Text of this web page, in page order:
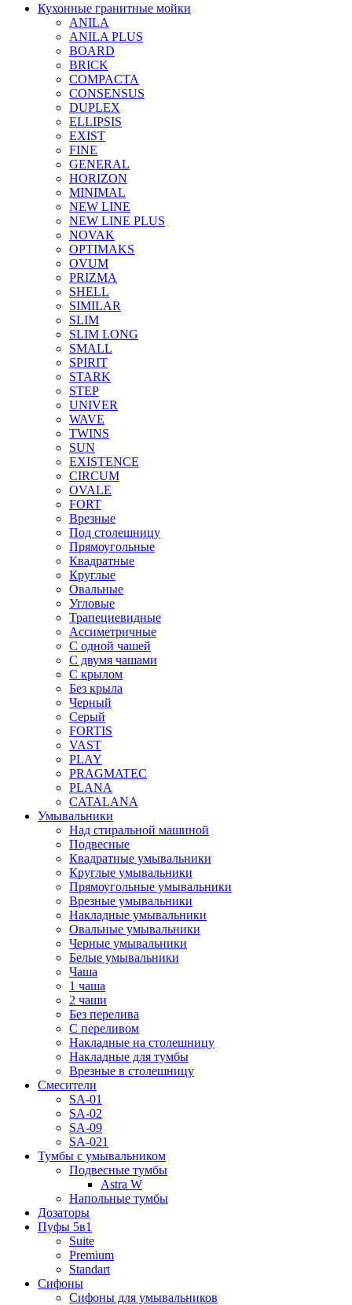
Кухонные гранитные мойки
ANILA
ANILA PLUS
BOARD
BRICK
COMPACTA
CONSENSUS
DUPLEX
ELLIPSIS
EXIST
FINE
GENERAL
HORIZON
MINIMAL
NEW LINE
NEW LINE PLUS
NOVAK
OPTIMAKS
OVUM
PRIZMA
SHELL
SIMILAR
SLIM
SLIM LONG
SMALL
SPIRIT
STARK
STEP
UNIVER
WAVE
TWINS
SUN
EXISTENCE
CIRCUM
OVALE
FORT
Врезные
Под столешницу
Прямоугольные
Квадратные
Круглые
Овальные
Угловые
Трапециевидные
Ассиметричные
С одной чашей
С двумя чашами
С крылом
Без крыла
Черный
Серый
FORTIS
VAST
PLAY
PRAGMATEC
PLANA
CATALANA
Умывальники
Над стиральной машиной
Подвесные
Квадратные умывальники
Круглые умывальники
Прямоугольные умывальники
Врезные умывальники
Накладные умывальники
Овальные умывальники
Черные умывальники
Белые умывальники
Чаша
1 чаша
2 чаши
Без перелива
С переливом
Накладные на столешницу
Накладные для тумбы
Врезные в столешницу
Смесители
SA-01
SA-02
SA-09
SA-021
Тумбы с умывальником
Подвесные тумбы
Astra W
Напольные тумбы
Дозаторы
Пуфы 5в1
Suite
Premium
Standart
Сифоны
Сифоны для умывальников